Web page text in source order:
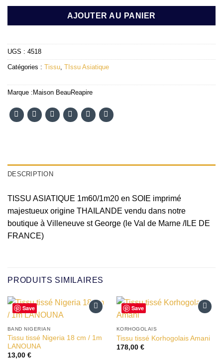
AJOUTER AU PANIER
UGS : 4518
Catégories : Tissu, TIssu Asiatique
Marque : Maison BeauReapire
DESCRIPTION
TISSU ASIATIQUE 1m60/1m20 en SOIE imprimé
majestueux origine THAILANDE vendu dans notre
boutique à Villeneuve st George (le Val de Marne /ILE DE
FRANCE)
PRODUITS SIMILAIRES
Save
d’envies
BAND NIGERIAN
Tissu tissé Nigeria 18 cm / 1m
LANOUNA
13,00 €
Save
d’envies
KORHOGOLAIS
Tissu tissé Korhogolais Amani
178,00 €